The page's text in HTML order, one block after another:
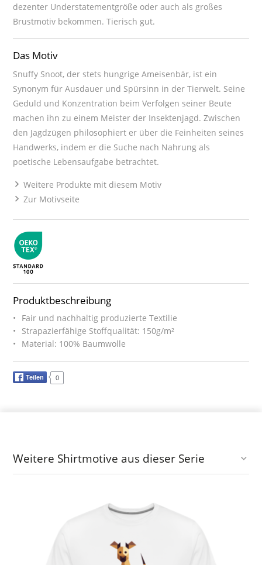
dezenter Understatementgröße oder auch als großes
Brustmotiv bekommen. Tierisch gut.
Das Motiv
Snuffy Snoot, der stets hungrige Ameisenbär, ist ein
Synonym für Ausdauer und Spürsinn in der Tierwelt. Seine
Geduld und Konzentration beim Verfolgen seiner Beute
machen ihn zu einem Meister der Insektenjagd. Zwischen
den Jagdzügen philosophiert er über die Feinheiten seines
Handwerks, indem er die Suche nach Nahrung als
poetische Lebensaufgabe betrachtet.
Weitere Produkte mit diesem Motiv
Zur Motivseite
Produktbeschreibung
Fair und nachhaltig produzierte Textilie
Strapazierfähige Stoffqualität: 150g/m²
Material: 100% Baumwolle
Teilen 0
Weitere Shirtmotive aus dieser Serie